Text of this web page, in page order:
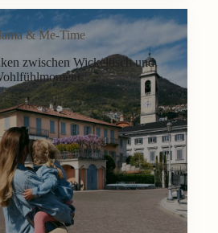
& Me-Time
zwischen Wickeltisch und
Lifestyle